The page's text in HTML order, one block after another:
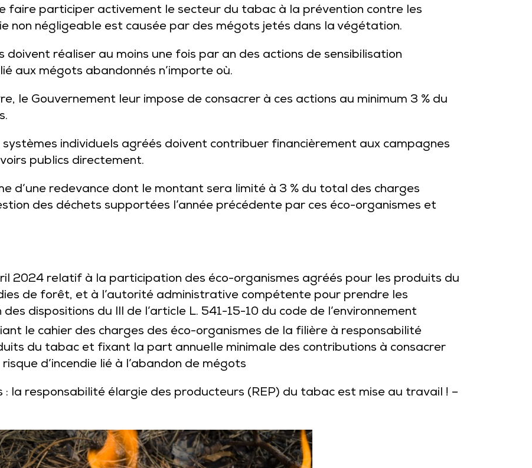
faire participer activement le secteur du tabac à la prévention contre les
non négligeable est causée par des mégots jetés dans la végétation.
doivent réaliser au moins une fois par an des actions de sensibilisation
aux mégots abandonnés n’importe où.
le Gouvernement leur impose de consacrer à ces actions au minimum 3 % du
individuels agréés doivent contribuer financièrement aux campagnes
publics directement.
d’une redevance dont le montant sera limité à 3 % du total des charges
des déchets supportées l’année précédente par ces éco-organismes et
2024 relatif à la participation des éco-organismes agréés pour les produits du
de forêt, et à l’autorité administrative compétente pour prendre les
dispositions du III de l’article L. 541-15-10 du code de l’environnement
le cahier des charges des éco-organismes de la filière à responsabilité
du tabac et fixant la part annuelle minimale des contributions à consacrer
d’incendie lié à l’abandon de mégots
: la responsabilité élargie des producteurs (REP) du tabac est mise au travail ! –